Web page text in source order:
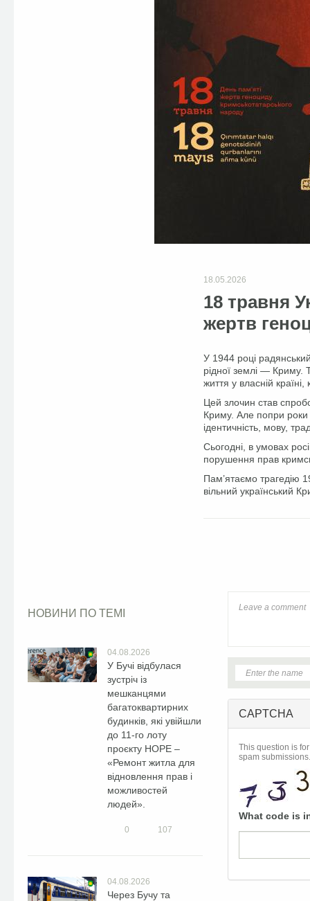
18.05.2026
18 травня
жертв
У 1944 році
рідної землі — Криму.
життя у власній
Цей злочин став
Криму. Але попри роки
ідентичність, мову,
Сьогодні, в умовах
порушення прав
Пам’ятаємо трагедію
вільний український
НОВИНИ ПО ТЕМІ
04.08.2026
У Бучі відбулася
зустріч із
мешканцями
багатоквартирних
будинків, які увійшли
до 11-го лоту
проєкту HOPE –
«Ремонт житла для
відновлення прав і
можливостей
людей».
0 107
04.08.2026
Через Бучу та
CAPTCHA
This question is
spam submissions.
What code is